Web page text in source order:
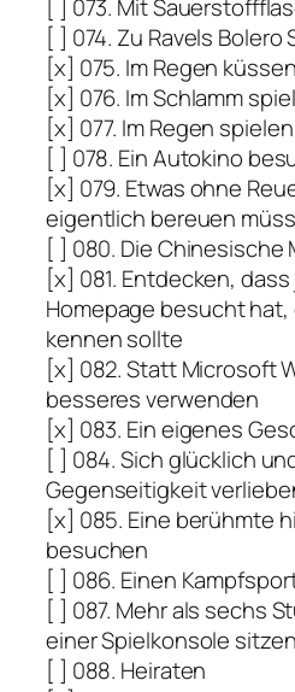
[ ] 073. Mit
[ ] 074. Zu Ravels Bolero
[x] 075. Im Regen küssen
[x] 076. Im Schlamm
[x] 077. Im Regen spielen
[ ] 078. Ein Autokino
[x] 079. Etwas ohne
eigentlich bereuen
[ ] 080. Die Chinesische
[x] 081. Entdecken,
Homepage besucht hat,
kennen sollte
[x] 082. Statt Microsoft
besseres verwenden
[x] 083. Ein eigenes
[ ] 084. Sich glücklich
Gegenseitigkeit
[x] 085. Eine berühmte
besuchen
[ ] 086. Einen
[ ] 087. Mehr als sechs
einer Spielkonsole sitzen
[ ] 088. Heiraten